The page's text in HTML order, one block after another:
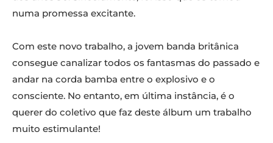
numa promessa excitante.
Com este novo trabalho, a jovem banda britânica
consegue canalizar todos os fantasmas do passado e
andar na corda bamba entre o explosivo e o
consciente. No entanto, em última instância, é o
querer do coletivo que faz deste álbum um trabalho
muito estimulante!